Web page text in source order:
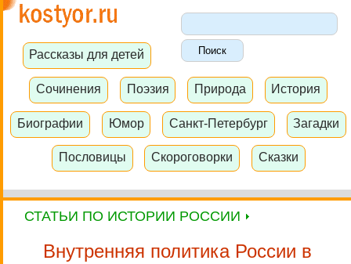
Рассказы для детей
Сочинения Поэзия Природа История
Биографии Юмор Санкт-Петербург Загадки
Пословицы Скороговорки Сказки
СТАТЬИ ПО ИСТОРИИ РОССИИ
Внутренняя политика России в